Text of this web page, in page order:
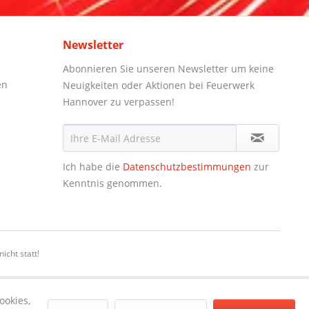
Newsletter
Abonnieren Sie unseren Newsletter um keine
Neuigkeiten oder Aktionen bei Feuerwerk
Hannover zu verpassen!
Ich habe die Datenschutzbestimmungen zur
Kenntnis genommen.
statt!